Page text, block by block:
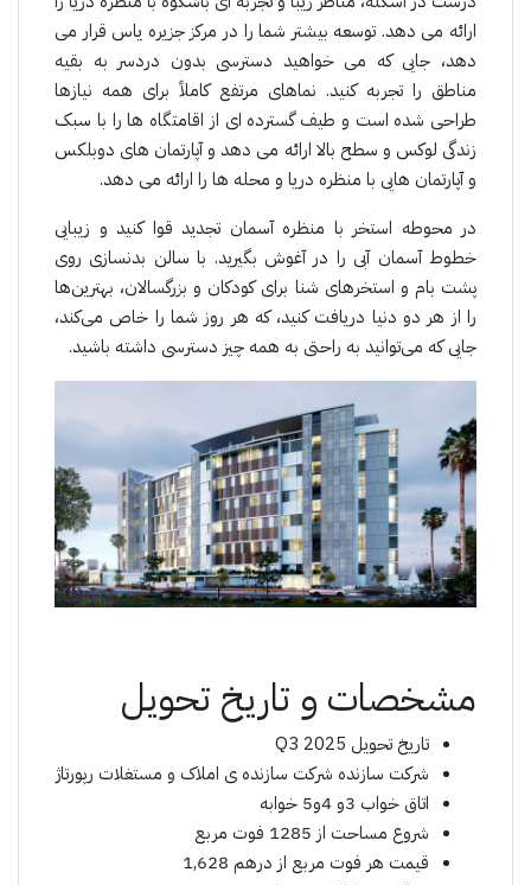
ارائه می دهد. توسعه بیشتر شما را در مرکز جزیره یاس قرار می
دهد، جایی که می خواهید دسترسی بدون دردسر به بقیه
مناطق را تجربه کنید. نماهای مرتفع کاملاً برای همه نیازها
طراحی شده است و طیف گسترده ای از اقامتگاه ها را با سبک
زندگی لوکس و سطح بالا ارائه می دهد و آپارتمان های دوبلکس
و آپارتمان هایی با منظره دریا و محله ها را ارائه می دهد.
در محوطه استخر با منظره آسمان تجدید قوا کنید و زیبایی
خطوط آسمان آبی را در آغوش بگیرید. با سالن بدنسازی روی
پشت بام و استخرهای شنا برای کودکان و بزرگسالان، بهترین‌ها
را از هر دو دنیا دریافت کنید، که هر روز شما را خاص می‌کند،
جایی که می‌توانید به راحتی به همه چیز دسترسی داشته باشید.
مشخصات و تاریخ تحویل
تاریخ تحویل Q3 2025
شرکت سازنده شرکت سازنده ی املاک و مستغلات رپورتاژ
اتاق خواب 3و 4و5 خوابه
شروع مساحت از 1285 فوت مربع
قیمت هر فوت مربع از درهم 1,628